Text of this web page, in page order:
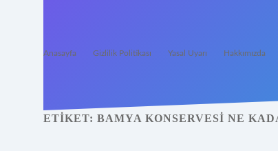
Anasayfa Gizlilik Politikası Yasal Uyarı Hakkımızda
ETIKET: BAMYA KONSERVESI NE